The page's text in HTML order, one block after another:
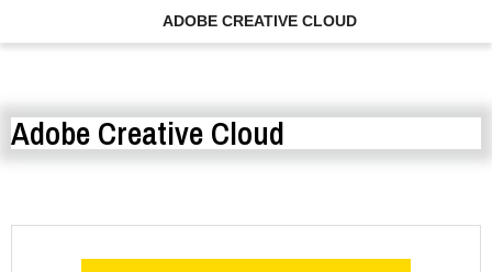
ADOBE CREATIVE CLOUD
Adobe Creative Cloud